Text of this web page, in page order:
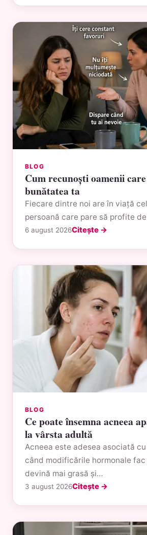
BLOG
Cum recunoști oamenii
bunătatea ta
Fiecare dintre noi are în viață
persoană care pare să profite
6 august 2026Citește →
BLOG
Ce poate însemna acneea
la vârsta adultă
Acneea este adesea asociată
când modificările hormonale fac
devină mai grasă și…
3 august 2026Citește →